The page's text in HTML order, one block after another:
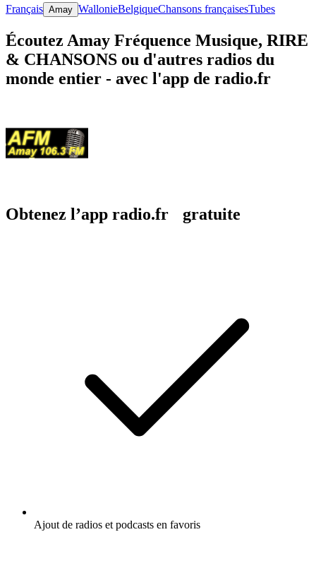
Français Amay WallonieBelgiqueChansons françaisesTubes
Écoutez Amay Fréquence Musique, RIRE
& CHANSONS ou d'autres radios du
monde entier - avec l'app de radio.fr
Obtenez l’app radio.fr gratuite
Ajout de radios et podcasts en favoris